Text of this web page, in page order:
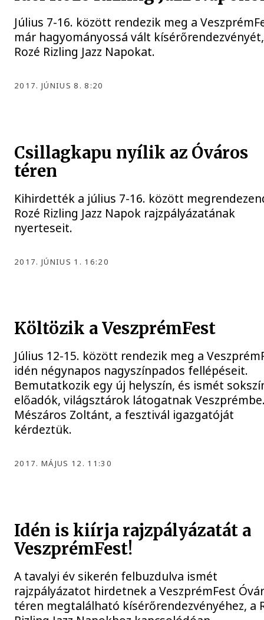
Július 7-16. között rendezik meg a
már hagyományossá vált
Rozé Rizling Jazz Napokat.
2017. JÚNIUS 8. 8:20
Csillagkapu nyílik az Óváros
téren
Kihirdették a július 7-16. között
Rozé Rizling Jazz Napok rajzpályázatának
nyerteseit.
2017. JÚNIUS 1. 16:20
Költözik a VeszprémFest
Július 12-15. között rendezik meg a
idén négynapos nagyszínpados fellépéseit.
Bemutatkozik egy új helyszín, és ismét
előadók, világsztárok látogatnak
Mészáros Zoltánt, a fesztivál igazgatóját
kérdeztük.
2017. MÁJUS 12. 11:30
Idén is kiírja rajzpályázatát a
VeszprémFest!
A tavalyi év sikerén felbuzdulva ismét
rajzpályázatot hirdetnek a VeszprémFest
téren megtalálható kísérőrendezvényéhez, a